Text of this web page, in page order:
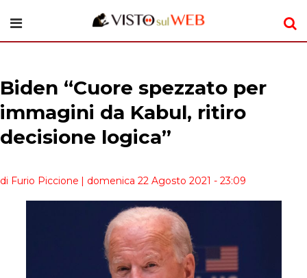
Biden “Cuore spezzato per
immagini da Kabul, ritiro
decisione logica”
di Furio Piccione | domenica 22 Agosto 2021 - 23:09